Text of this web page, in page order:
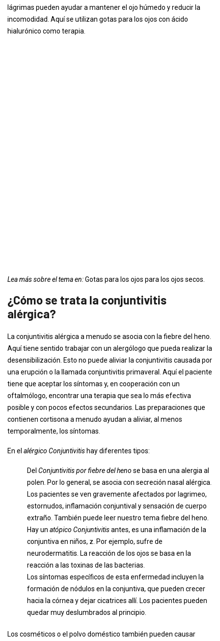
lágrimas pueden ayudar a mantener el ojo húmedo y reducir la
incomodidad. Aquí se utilizan gotas para los ojos con ácido
hialurónico como terapia.
Lea más sobre el tema en:Gotas para los ojos para los ojos secos.
¿Cómo se trata la conjuntivitis
alérgica?
La conjuntivitis alérgica a menudo se asocia con la fiebre del heno.
Aquí tiene sentido trabajar con un alergólogo que pueda realizar la
desensibilización. Esto no puede aliviar la conjuntivitis causada por
una erupción o la llamada conjuntivitis primaveral. Aquí el paciente
tiene que aceptar los síntomas y, en cooperación con un
oftalmólogo, encontrar una terapia que sea lo más efectiva
posible y con pocos efectos secundarios. Las preparaciones que
contienen cortisona a menudo ayudan a aliviar, al menos
temporalmente, los síntomas.
En el alérgico Conjuntivitis hay diferentes tipos:
Del Conjuntivitis por fiebre del heno se basa en una alergia al
polen. Por lo general, se asocia con secreción nasal alérgica.
Los pacientes se ven gravemente afectados por lagrimeo,
estornudos, inflamación conjuntival y sensación de cuerpo
extraño. También puede leer nuestro tema fiebre del heno.
Hay un atópico Conjuntivitisantes, es una inflamación de la
conjuntiva en niños, z. Por ejemplo, sufre de
neurodermatitis. La reacción de los ojos se basa en la
reacción a las toxinas de las bacterias.
Los síntomas específicos de esta enfermedad incluyen la
formación de nódulos en la conjuntiva, que pueden crecer
hacia la córnea y dejar cicatrices allí. Los pacientes pueden
quedar muy deslumbrados al principio.
Los cosméticos o el polvo doméstico también pueden causar